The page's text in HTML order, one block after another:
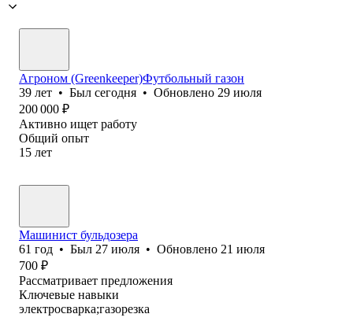
Агроном (Greenkeeper)Футбольный газон
39 лет • Был сегодня • Обновлено 29 июля
200 000 ₽
Активно ищет работу
Общий опыт
15 лет
Машинист бульдозера
61 год • Был 27 июля • Обновлено 21 июля
700 ₽
Рассматривает предложения
Ключевые навыки
электросварка;газорезка